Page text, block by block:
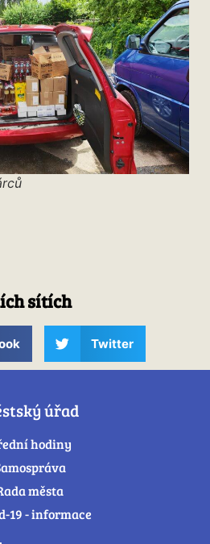
sítích
Twitter
úřad
hodiny
města
19 - informace